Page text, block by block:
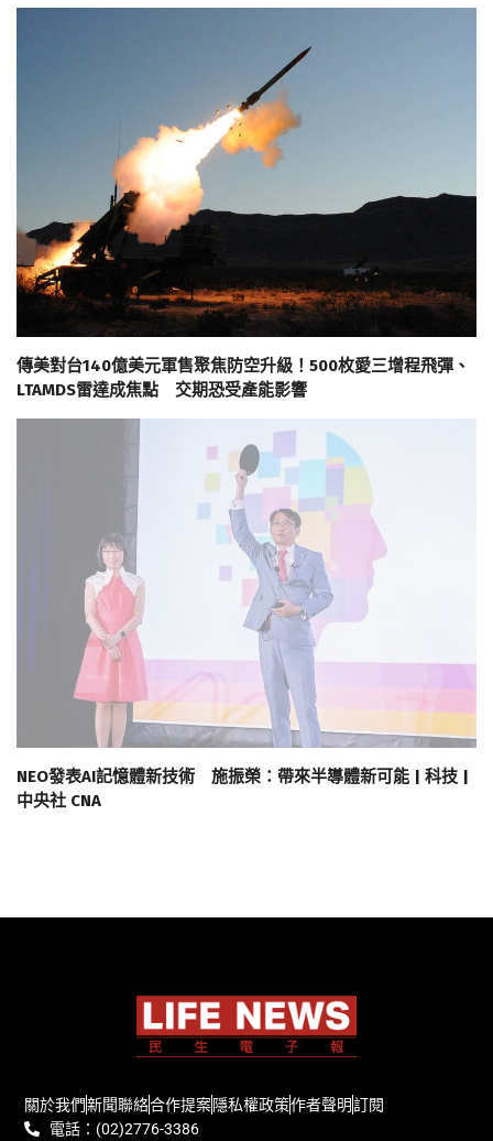
傳美對台140億美元軍售聚焦防空升級！500枚愛三增程飛彈、
LTAMDS雷達成焦點 交期恐受產能影響
NEO發表AI記憶體新技術 施振榮：帶來半導體新可能 | 科技 |
中央社 CNA
關於我們新聞聯絡合作提案隱私權政策作者聲明訂閱
電話：(02)2776-3386